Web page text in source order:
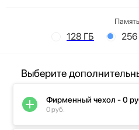
128 ГБ 256
Выберите
Фирменный чехол - 0
0 руб.